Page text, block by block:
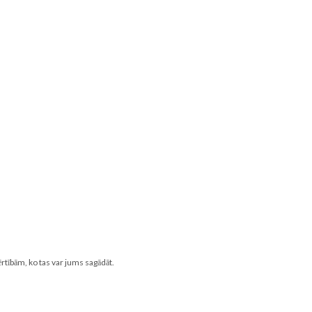
ko tas var jums sagādāt.